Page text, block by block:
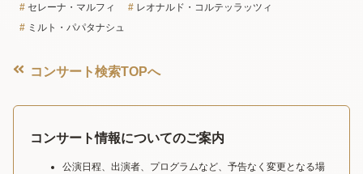
セレーナ・マルフィ
レオナルド・コルテッラッツィ
ミルト・パパタナシュ
コンサート検索TOPへ
コンサート情報についてのご案内
公演日程、出演者、プログラムなど、予告なく変更となる場